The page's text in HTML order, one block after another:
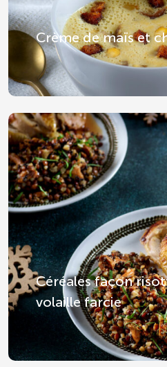
Crème de maïs et
Céréales façon
volaille farcie